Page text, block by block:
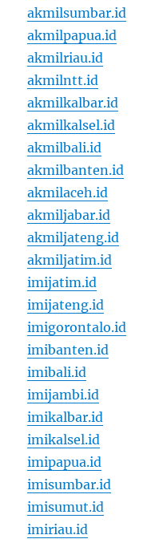
akmilsumbar.id
akmilpapua.id
akmilriau.id
akmilntt.id
akmilkalbar.id
akmilkalsel.id
akmilbali.id
akmilbanten.id
akmilaceh.id
akmiljabar.id
akmiljateng.id
akmiljatim.id
imijatim.id
imijateng.id
imigorontalo.id
imibanten.id
imibali.id
imijambi.id
imikalbar.id
imikalsel.id
imipapua.id
imisumbar.id
imisumut.id
imiriau.id